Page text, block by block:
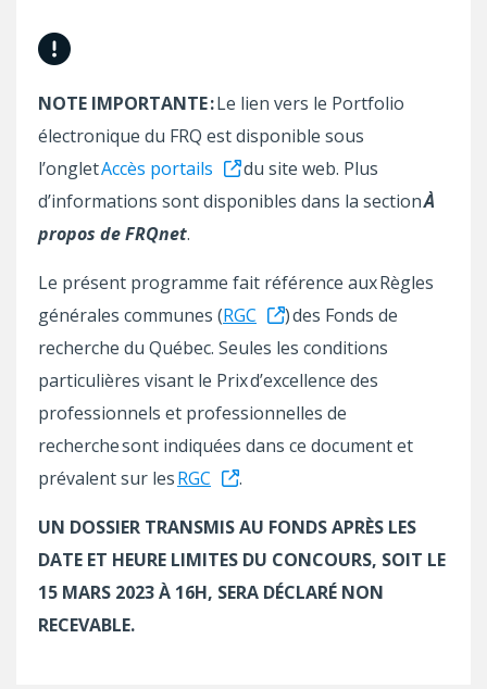
NOTE IMPORTANTE :Le lien vers le Portfolio
électronique du FRQ est disponible sous
l’ongletAccès portails
du site web. Plus
d’informations sont disponibles dans la sectionÀ
propos de FRQnet.
Le présent programme fait référence aux Règles
générales communes (RGC
) des Fonds de
recherche du Québec. Seules les conditions
particulières visant le Prix d’excellence des
professionnels et professionnelles de
recherche sont indiquées dans ce document et
prévalent sur lesRGC .
UN DOSSIER TRANSMIS AU FONDS APRÈS LES
DATE ET HEURE LIMITES DU CONCOURS, SOIT LE
15 MARS 2023 À 16H, SERA DÉCLARÉ NON
RECEVABLE.